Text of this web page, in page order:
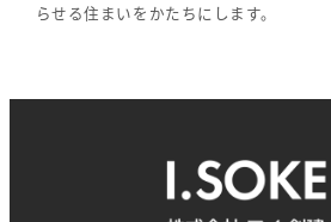
らせる住まいをかたちにします。